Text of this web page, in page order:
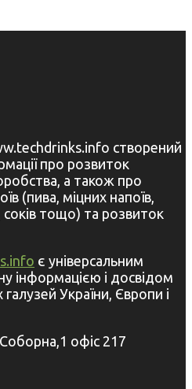
створений
про розвиток
а також про
(пива, міцних напоїв,
соків тощо) та розвиток
є універсальним
інформацією і досвідом
України, Європи і
офіс 217